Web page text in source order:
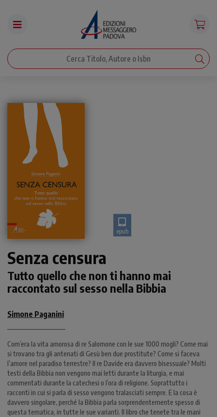
epub
Senza censura
Tutto quello che non ti hanno mai
raccontato sul sesso nella Bibbia
Simone Paganini
Com’era la vita amorosa di re Salomone con le sue 1000 mogli? Come mai
si trovano tra gli antenati di Gesù ben due prostitute? Come si faceva
l’amore nel paradiso terrestre? Il re Davide era davvero bisessuale? Molti
testi della Bibbia non vengono mai letti durante la liturgia, e mai
commentati durante la catechesi o l’ora di religione. Soprattutto i
racconti in cui si parla di sesso vengono tralasciati sempre. E la cosa è
davvero singolare, perché la Bibbia parla sorprendentemente spesso di
questa tematica, in tutte le sue varianti. Il libro che tenete tra le mani